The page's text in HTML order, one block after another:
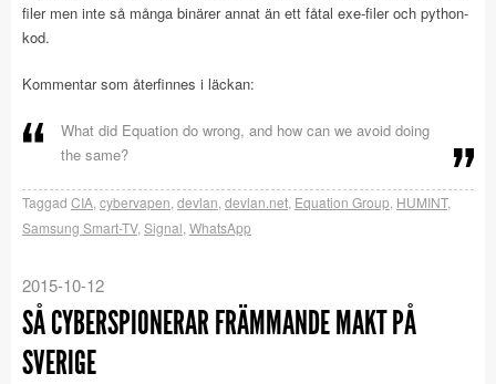
filer men inte så många binärer annat än ett fåtal exe-filer och python-
kod.
Kommentar som återfinnes i läckan:
What did Equation do wrong, and how can we avoid doing
the same?
Taggad CIA cybervapen devlan devlan.net Equation Group HUMINT,
Samsung Smart-TV, Signal WhatsApp
2015-10-12
SÅ CYBERSPIONERAR FRÄMMANDE MAKT PÅ
SVERIGE